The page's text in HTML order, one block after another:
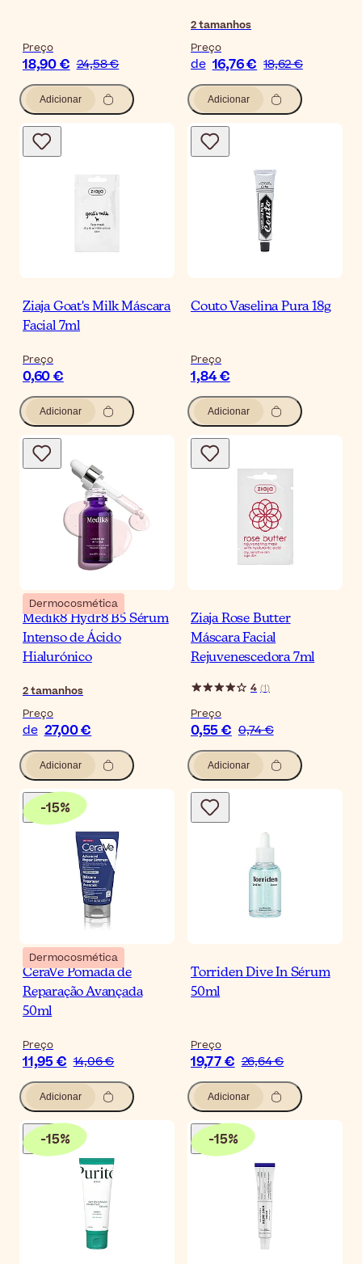
Preço
18,90 € 24,58 €
Adicionar
2tamanhos
Preço
de 16,76 € 18,62 €
Adicionar
Ziaja Goat's Milk Máscara
Facial 7ml
Preço
0,60 €
Adicionar
Couto Vaselina Pura 18g
Preço
1,84 €
Adicionar
Dermocosmética
Medik8 Hydr8 B5 Sérum
Intenso de Ácido
Hialurónico
2tamanhos
Preço
de 27,00 €
Adicionar
Ziaja Rose Butter
Máscara Facial
Rejuvenescedora 7ml
4 (1)
Preço
0,55 € 0,74 €
Adicionar
-15%
Dermocosmética
CeraVe Pomada de
Reparação Avançada
50ml
Preço
11,95 € 14,06 €
Adicionar
Torriden Dive In Sérum
50ml
Preço
19,77 € 26,64 €
Adicionar
-15% -15%